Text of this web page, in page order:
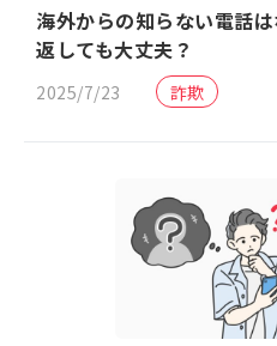
海外からの知らない電話
返しても大丈夫？
2025/7/23 詐欺